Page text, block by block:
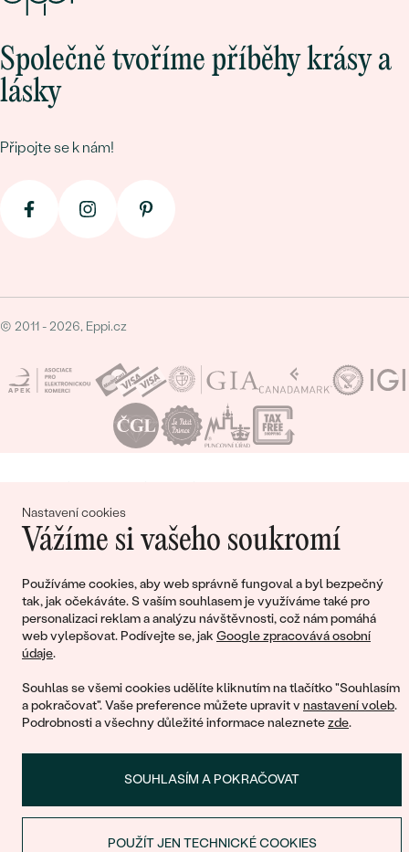
Nastavení cookies
Vážíme si vašeho soukromí
Používáme cookies, aby web správně fungoval a byl bezpečný
tak, jak očekáváte. S vaším souhlasem je využíváme také pro
personalizaci reklam a analýzu návštěvnosti, což nám pomáhá
web vylepšovat. Podívejte se, jak Google zpracovává osobní
údaje.
Souhlas se všemi cookies udělíte kliknutím na tlačítko "Souhlasím
a pokračovat". Vaše preference můžete upravit v nastavení voleb.
Podrobnosti a všechny důležité informace naleznetezde.
SOUHLASÍM A POKRAČOVAT
POUŽÍT JEN TECHNICKÉ COOKIES
Společně tvoříme příběhy krásy a
lásky
Připojte se k nám!
© 2011 - 2026, Eppi.cz
Ještě jste nepřidali žádné produkty do svého
nákupního košíku
POKRAČOVAT V NÁKUPU